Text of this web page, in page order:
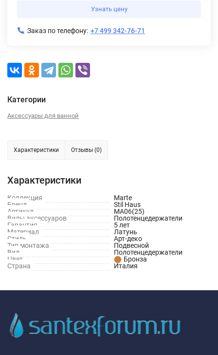
Узнать цену
Заказ по телефону: +7 499 342-76-71
Категории
Аксессуары для ванной
Характеристики Отзывы (0)
Характеристики
Коллекция
Marte
Бренд
Stil Haus
Артикул
MA06(25)
Виды аксессуаров
Полотенцедержатели
Гарантия
5 лет
Материал
Латунь
Стиль
Арт-деко
Тип монтажа
Подвесной
Вид
Полотенцедержатели
Цвет
Бронза
Страна
Италия